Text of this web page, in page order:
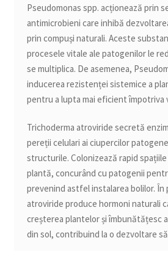
Pseudomonas spp. acționează prin
antimicrobieni care inhibă
prin compuși naturali. Aceste
procesele vitale ale patogenilor le
se multiplica. De asemenea,
inducerea rezistenței sistemice a
pentru a lupta mai eficient împotriva
Trichoderma atroviride secretă
pereții celulari ai ciupercilor
structurile. Colonizează rapid
plantă, concurând cu patogenii
prevenind astfel instalarea bolilor. În
atroviride produce hormoni naturali
creșterea plantelor și îmbunătățesc
din sol, contribuind la o dezvoltare